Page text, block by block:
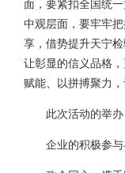
面，要紧扣全国统
中观层面，要牢牢
享，借势提升天宁
让彰显的信义品格
赋能、以拼搏聚力
此次活动的举
企业的积极参